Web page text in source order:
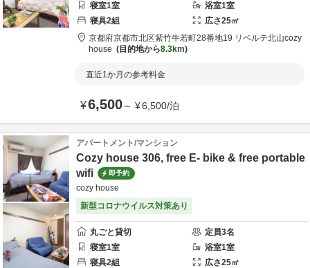
寝室1室 浴室1室
寝具2組 広さ25㎡
京都府京都市北区紫竹牛若町28番地19 リベルテ北山cozy
house
目的地から8.3km
直近1か月の参考料金
¥6,500～ ¥6,500/泊
アパートメント/マンション
Cozy house 306, free E- bike & free portable
wifi
即予約
cozy house
新型コロナウイルス対策あり
丸ごと貸切 定員3名
寝室1室 浴室1室
寝具2組 広さ25㎡